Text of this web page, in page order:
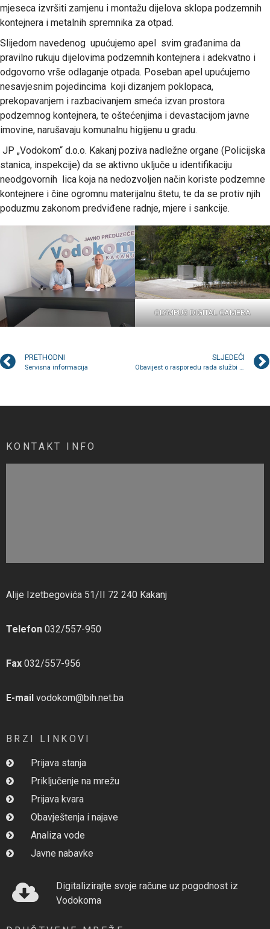
mjeseca izvršiti zamjenu i montažu dijelova sklopa podzemnih
kontejnera i metalnih spremnika za otpad.
Slijedom navedenog upućujemo apel svim građanima da
pravilno rukuju dijelovima podzemnih kontejnera i adekvatno i
odgovorno vrše odlaganje otpada. Poseban apel upućujemo
nesavjesnim pojedincima koji dizanjem poklopaca,
prekopavanjem i razbacivanjem smeća izvan prostora
podzemnog kontejnera, te oštećenjima i devastacijom javne
imovine, narušavaju komunalnu higijenu u gradu.
JP „Vodokom“ d.o.o. Kakanj poziva nadležne organe (Policijska
stanica, inspekcije) da se aktivno uključe u identifikaciju
neodgovornih lica koja na nedozvoljen način koriste podzemne
kontejnere i čine ogromnu materijalnu štetu, te da se protiv njih
poduzmu zakonom predviđene radnje, mjere i sankcije.
OLYMPUS DIGITAL CAMERA
PRETHODNI
Servisna informacija
SLJEDEĆI
Obavijest o rasporedu rada službi tokom bajramskog blagdana
KONTAKT INFO
Alije Izetbegovića 51/II 72 240 Kakanj
Telefon 032/557-950
Fax 032/557-956
E-mail vodokom@bih.net.ba
BRZI LINKOVI
Prijava stanja
Priključenje na mrežu
Prijava kvara
Obavještenja i najave
Analiza vode
Javne nabavke
Digitalizirajte svoje račune uz pogodnost iz
Vodokoma